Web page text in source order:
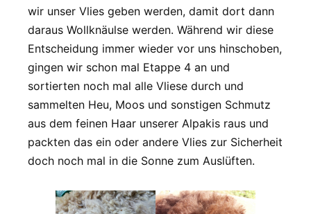
wir unser Vlies geben werden, damit dort dann
daraus Wollknäulse werden. Während wir diese
Entscheidung immer wieder vor uns hinschoben,
gingen wir schon mal Etappe 4 an und
sortierten noch mal alle Vliese durch und
sammelten Heu, Moos und sonstigen Schmutz
aus dem feinen Haar unserer Alpakis raus und
packten das ein oder andere Vlies zur Sicherheit
doch noch mal in die Sonne zum Auslüften.